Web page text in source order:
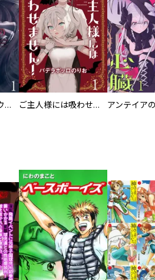
白き乙女の人狼（ウェアウルフ） 【連載版】 ご主人様には吸わせません！ 【連載版】